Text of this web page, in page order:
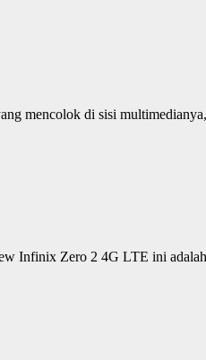
mencolok di sisi
Infinix Zero 2 4G LTE ini